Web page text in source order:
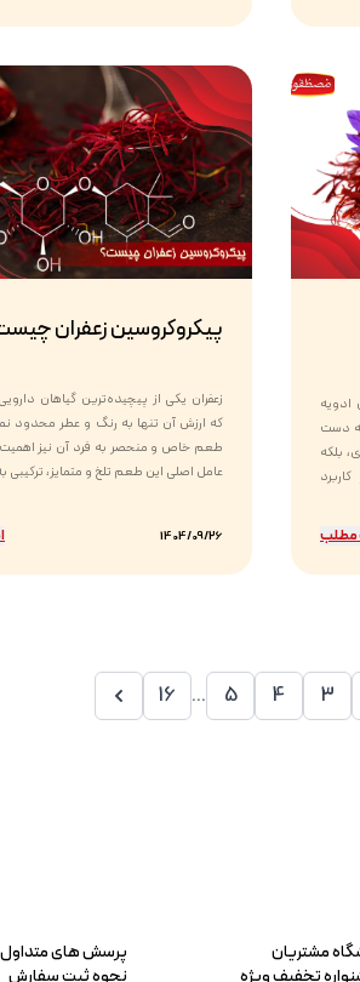
ادویه
دست
بلکه
مطلب
پیکروکروسین زعفران
زعفران یکی از پیچیده‌ترین گیاهان
که ارزش آن تنها به رنگ و عطر محدود
طعم خاص و منحصر به فرد آن نیز اهمیت
عامل اصلی این طعم تلخ و متمایز، ترکیبی
1404/09/26
3
4
5
...
16
مشتریان
تخفیف ویژه
پرسش های متداول
نحوه ثبت سفارش